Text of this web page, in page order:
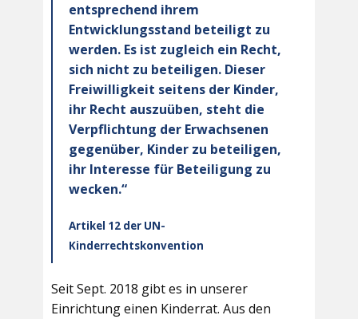
entsprechend ihrem
Entwicklungsstand beteiligt zu
werden. Es ist zugleich ein Recht,
sich nicht zu beteiligen. Dieser
Freiwilligkeit seitens der Kinder,
ihr Recht auszuüben, steht die
Verpflichtung der Erwachsenen
gegenüber, Kinder zu beteiligen,
ihr Interesse für Beteiligung zu
wecken.“
Artikel 12 der UN-
Kinderrechtskonvention
Seit Sept. 2018 gibt es in unserer
Einrichtung einen Kinderrat. Aus den